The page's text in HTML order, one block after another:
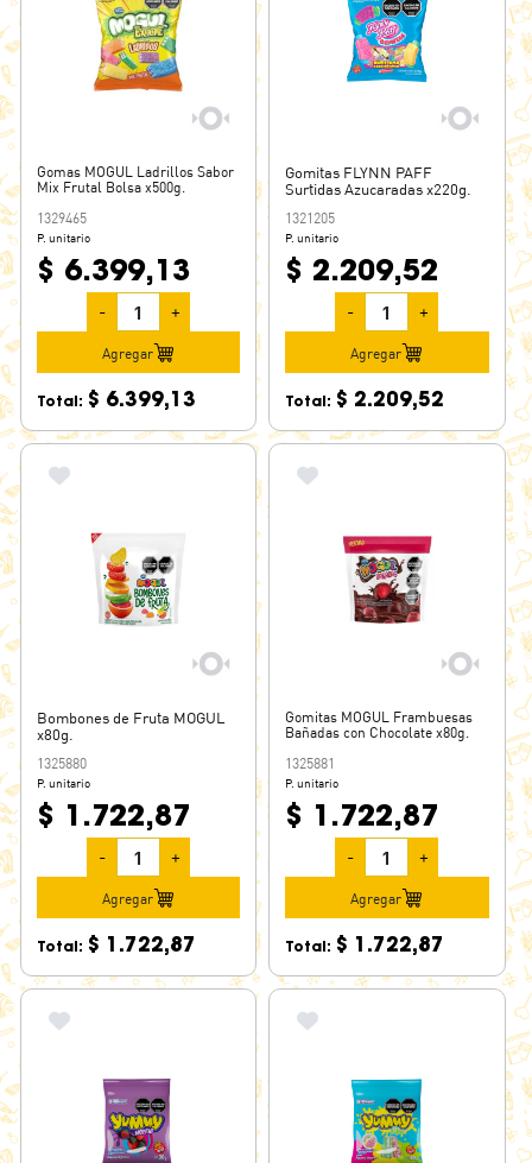
Gomas MOGUL Ladrillos Sabor
Mix Frutal Bolsa x500g.
1329465
P. unitario
$ 6.399,13
- +
Agregar
Total: $ 6.399,13
Gomitas FLYNN PAFF
Surtidas Azucaradas x220g.
1321205
P. unitario
$ 2.209,52
- +
Agregar
Total: $ 2.209,52
Bombones de Fruta MOGUL
x80g.
1325880
P. unitario
$ 1.722,87
- +
Agregar
Total: $ 1.722,87
Gomitas MOGUL Frambuesas
Bañadas con Chocolate x80g.
1325881
P. unitario
$ 1.722,87
- +
Agregar
Total: $ 1.722,87